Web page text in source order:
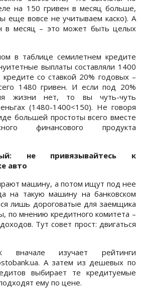
на 150 гривен в месяц больше,
еще вовсе не учитываем каско). А
в месяц – это может быть целых
в таблице семилетнем кредите
выплаты составляли 1400
со ставкой 20% годовых –
1480 гривен. И если под 20%
жизни нет, то вы чуть-чуть
(1480-1400<150). Не говоря
большей простоты всего вместе
финансового продукта
не привязывайтесь к
авто
машину, а потом ищут под нее
на такую машину на банковском
лишь дороговатые для заемщика
по мнению кредитного комитета –
Тут совет прост: двигаться
вначале изучает рейтинги
А затем из дешевых по
выбирает те кредитуемые
ему по цене.